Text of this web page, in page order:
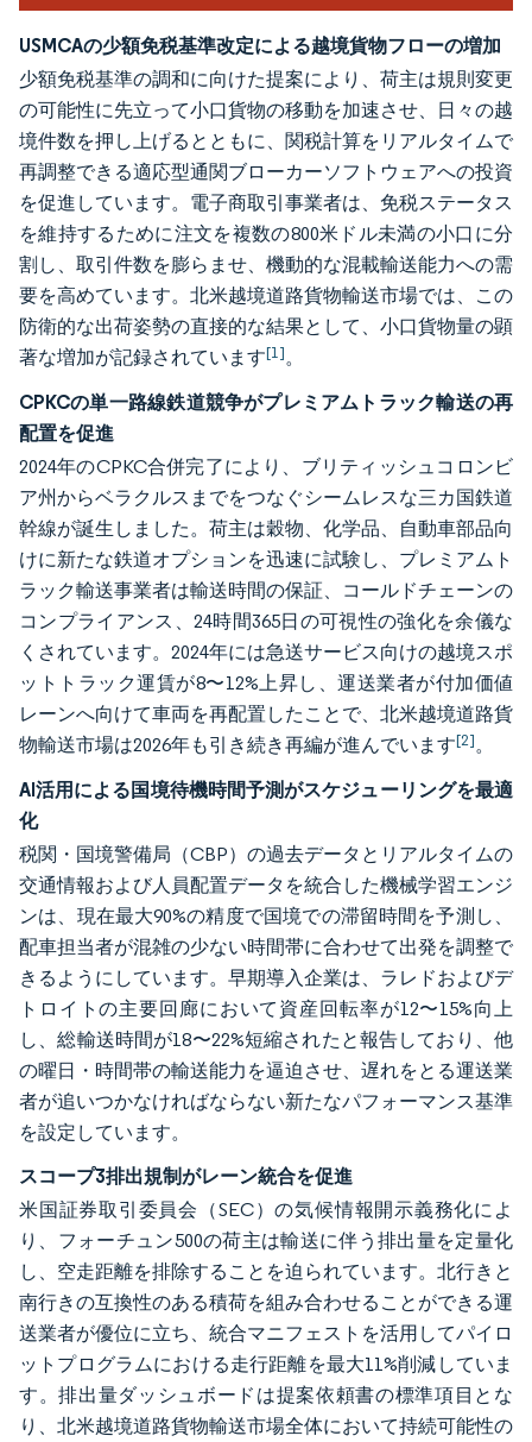
USMCAの少額免税基準改定による越境貨物フローの増加
少額免税基準の調和に向けた提案により、荷主は規則変更
の可能性に先立って小口貨物の移動を加速させ、日々の越
境件数を押し上げるとともに、関税計算をリアルタイムで
再調整できる適応型通関ブローカーソフトウェアへの投資
を促進しています。電子商取引事業者は、免税ステータス
を維持するために注文を複数の800米ドル未満の小口に分
割し、取引件数を膨らませ、機動的な混載輸送能力への需
要を高めています。北米越境道路貨物輸送市場では、この
防衛的な出荷姿勢の直接的な結果として、小口貨物量の顕
著な増加が記録されています[1]。
CPKCの単一路線鉄道競争がプレミアムトラック輸送の再
配置を促進
2024年のCPKC合併完了により、ブリティッシュコロンビ
ア州からベラクルスまでをつなぐシームレスな三カ国鉄道
幹線が誕生しました。荷主は穀物、化学品、自動車部品向
けに新たな鉄道オプションを迅速に試験し、プレミアムト
ラック輸送事業者は輸送時間の保証、コールドチェーンの
コンプライアンス、24時間365日の可視性の強化を余儀な
くされています。2024年には急送サービス向けの越境スポ
ットトラック運賃が8〜12%上昇し、運送業者が付加価値
レーンへ向けて車両を再配置したことで、北米越境道路貨
物輸送市場は2026年も引き続き再編が進んでいます[2]。
AI活用による国境待機時間予測がスケジューリングを最適
化
税関・国境警備局（CBP）の過去データとリアルタイムの
交通情報および人員配置データを統合した機械学習エンジ
ンは、現在最大90%の精度で国境での滞留時間を予測し、
配車担当者が混雑の少ない時間帯に合わせて出発を調整で
きるようにしています。早期導入企業は、ラレドおよびデ
トロイトの主要回廊において資産回転率が12〜15%向上
し、総輸送時間が18〜22%短縮されたと報告しており、他
の曜日・時間帯の輸送能力を逼迫させ、遅れをとる運送業
者が追いつかなければならない新たなパフォーマンス基準
を設定しています。
スコープ3排出規制がレーン統合を促進
米国証券取引委員会（SEC）の気候情報開示義務化によ
り、フォーチュン500の荷主は輸送に伴う排出量を定量化
し、空走距離を排除することを迫られています。北行きと
南行きの互換性のある積荷を組み合わせることができる運
送業者が優位に立ち、統合マニフェストを活用してパイロ
ットプログラムにおける走行距離を最大11%削減していま
す。排出量ダッシュボードは提案依頼書の標準項目とな
り、北米越境道路貨物輸送市場全体において持続可能性の